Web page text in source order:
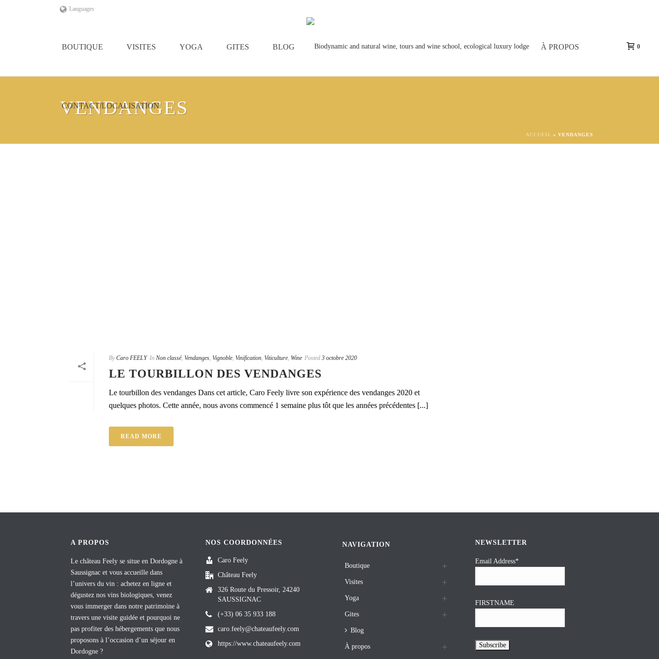
Languages
BOUTIQUE VISITES YOGA GITES BLOG À PROPOS
CONTACT/LOCALISATION
0
VENDANGES
ACCUEIL » VENDANGES
By Caro FEELY In Non classé, Vendanges, Vignoble, Vinification, Viticulture, Wine Posted 3 octobre 2020
LE TOURBILLON DES VENDANGES
Le tourbillon des vendanges Dans cet article, Caro Feely livre son expérience des vendanges 2020 et
quelques photos. Cette année, nous avons commencé 1 semaine plus tôt que les années précédentes [...]
READ MORE
A PROPOS
Le château Feely se situe en Dordogne à
Saussignac et vous accueille dans
l’univers du vin : achetez en ligne et
dégustez nos vins biologiques, venez
vous immerger dans notre patrimoine à
travers une visite guidée et pourquoi ne
pas profiter des hébergements que nous
proposons à l’occasion d’un séjour en
Dordogne ?
NOS COORDONNÉES
Caro Feely
Château Feely
326 Route du Pressoir, 24240
SAUSSIGNAC
(+33) 06 35 933 188
caro.feely@chateaufeely.com
https://www.chateaufeely.com
NAVIGATION
Boutique
Visites
Yoga
Gites
Blog
À propos
NEWSLETTER
Email Address*
FIRSTNAME